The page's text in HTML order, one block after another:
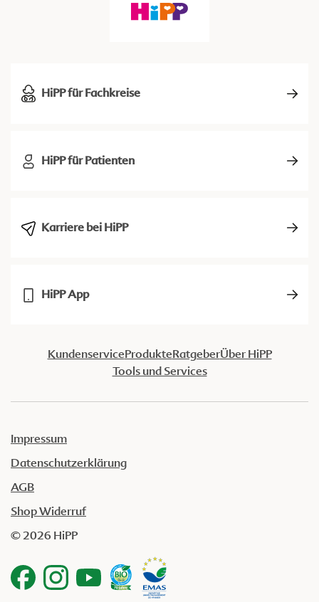
HiPP für Fachkreise
HiPP für Patienten
Karriere bei HiPP
HiPP App
KundenserviceProdukteRatgeberÜber HiPP
Tools und Services
Impressum
Datenschutzerklärung
AGB
Shop Widerruf
© 2026 HiPP